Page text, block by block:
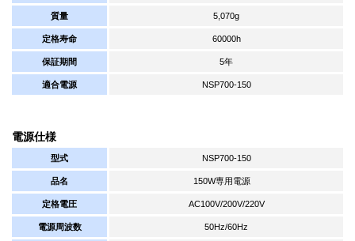
質量 5,070g
定格寿命 60000h
保証期間 5年
適合電源 NSP700-150
電源仕様
型式 NSP700-150
品名 150W専用電源
定格電圧 AC100V/200V/220V
電源周波数 50Hz/60Hz